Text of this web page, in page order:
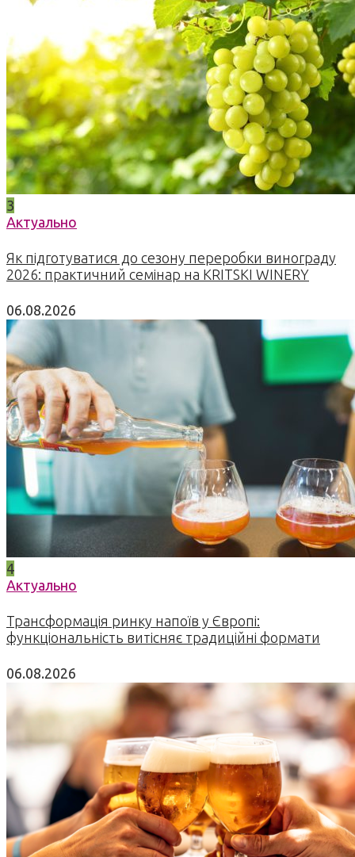
3
Актуально
Як підготуватися до сезону переробки винограду
2026: практичний семінар на KRITSKI WINERY
06.08.2026
4
Актуально
Трансформація ринку напоїв у Європі:
функціональність витісняє традиційні формати
06.08.2026